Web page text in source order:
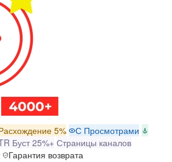
5%
С Просмотрами
Буст 25%+ Страницы каналов
Гарантия возврата